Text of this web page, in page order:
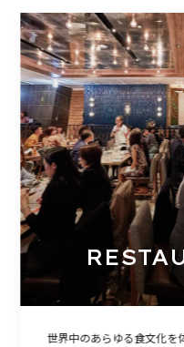
世界中のあらゆる食文化を